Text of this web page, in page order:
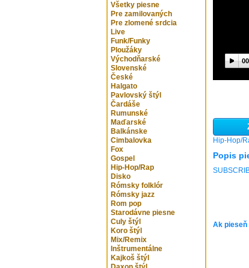
Všetky piesne
Pre zamilovaných
Pre zlomené srdcia
Live
Funk/Funky
Ploužáky
Východňarské
Slovenské
České
Halgato
Pavlovský štýl
Čardáše
Rumunské
Maďarské
Balkánske
Cimbalovka
Fox
Gospel
Hip-Hop/Rap
Disko
Rómsky folklór
Rómsky jazz
Rom pop
Starodávne piesne
Culy štýl
Koro štýl
Mix/Remix
Inštrumentálne
Kajkoš štýl
Hip-Hop/
Popis
Ak pieseň